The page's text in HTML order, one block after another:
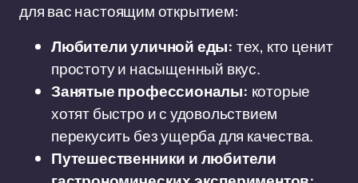
для вас настоящим открытием:
Любители уличной еды: тех, кто ценит
простоту и насыщенный вкус.
Занятые профессионалы: которые
хотят быстро и с удовольствием
перекусить без ущерба для качества.
Путешественники и любители